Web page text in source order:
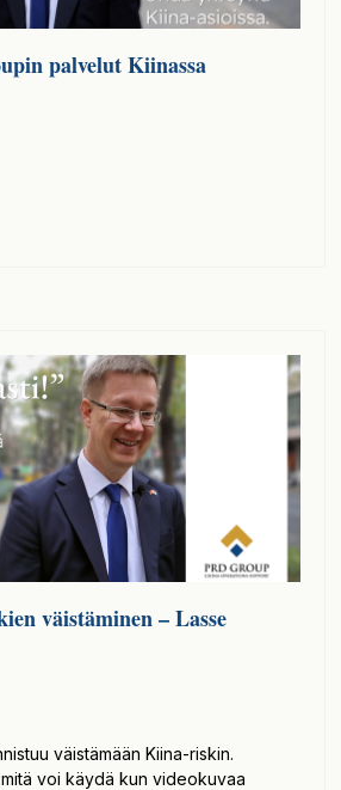
palvelut Kiinassa
väistäminen – Lasse
väistämään Kiina-riskin.
voi käydä kun videokuvaa